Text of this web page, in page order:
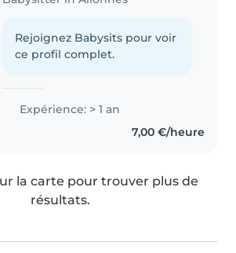
Rejoignez Babysits pour voir
ce profil complet.
Expérience: > 1 an
7,00 €/heure
la carte pour trouver plus de
résultats.